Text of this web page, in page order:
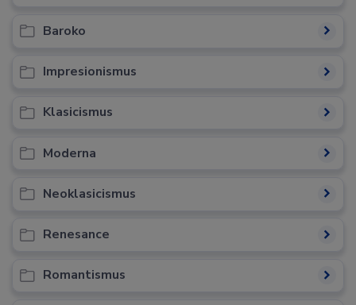
Baroko
Impresionismus
Klasicismus
Moderna
Neoklasicismus
Renesance
Romantismus